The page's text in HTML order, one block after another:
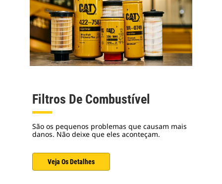
Filtros De Combustível
São os pequenos problemas que causam mais
danos. Não deixe que eles aconteçam.
Veja Os Detalhes